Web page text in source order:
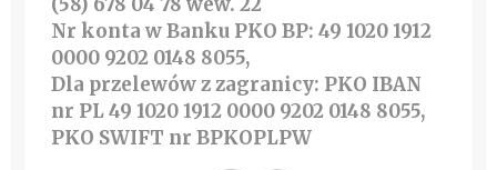
Nr konta w Banku PKO BP: 49 1020 1912
0000 9202 0148 8055,
Dla przelewów z zagranicy: PKO IBAN
nr PL 49 1020 1912 0000 9202 0148 8055,
PKO SWIFT nr BPKOPLPW